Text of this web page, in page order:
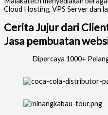
Cloud Hosting, VPS Server dan
Cerita Jujur dari
Jasa pembuatan
Dipercaya 1000+